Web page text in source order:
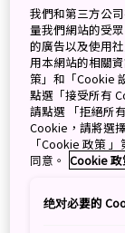
遊覽
乘坐九
島 同時
西海國立公園
中石岳展望台
我們和第三方公
量我們網站的受
的廣告以及使用
用本網站的相關
策」和「Cookie
點選「接受所有
請點選 「拒絕所
Cookie，請將選
「Cookie 政策
同意。 Cookie 政
绝对必要的